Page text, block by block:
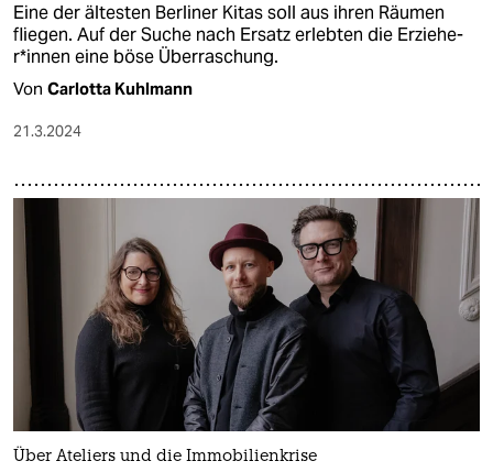
Eine der ältesten Berliner Kitas soll aus ihren Räumen
fliegen. Auf der Suche nach Ersatz erlebten die Er­zie­he­
r*in­nen eine böse Überraschung.
Von Carlotta Kuhlmann
21.3.2024
Über Ateliers und die Immobilienkrise